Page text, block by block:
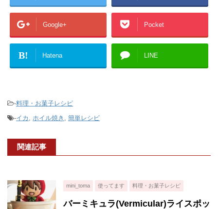
Google+ Pocket
B! Hatena LINE
-料理・お菓子レシピ
-イカ , ホイル焼き , 簡単レシピ
関連記事
mini_toma 使ってます 料理・お菓子レシピ
バーミキュラ(Vermicular)ライスポッ